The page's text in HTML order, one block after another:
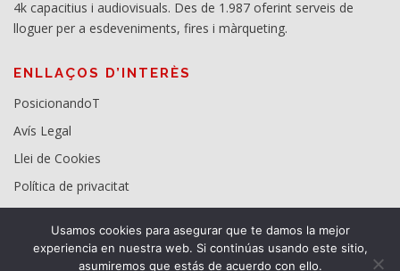
4k capacitius i audiovisuals. Des de 1.987 oferint serveis de
lloguer per a esdeveniments, fires i màrqueting.
ENLLAÇOS D’INTERÈS
PosicionandoT
Avís Legal
Llei de Cookies
Política de privacitat
Usamos cookies para asegurar que te damos la mejor
experiencia en nuestra web. Si continúas usando este sitio,
asumiremos que estás de acuerdo con ello.